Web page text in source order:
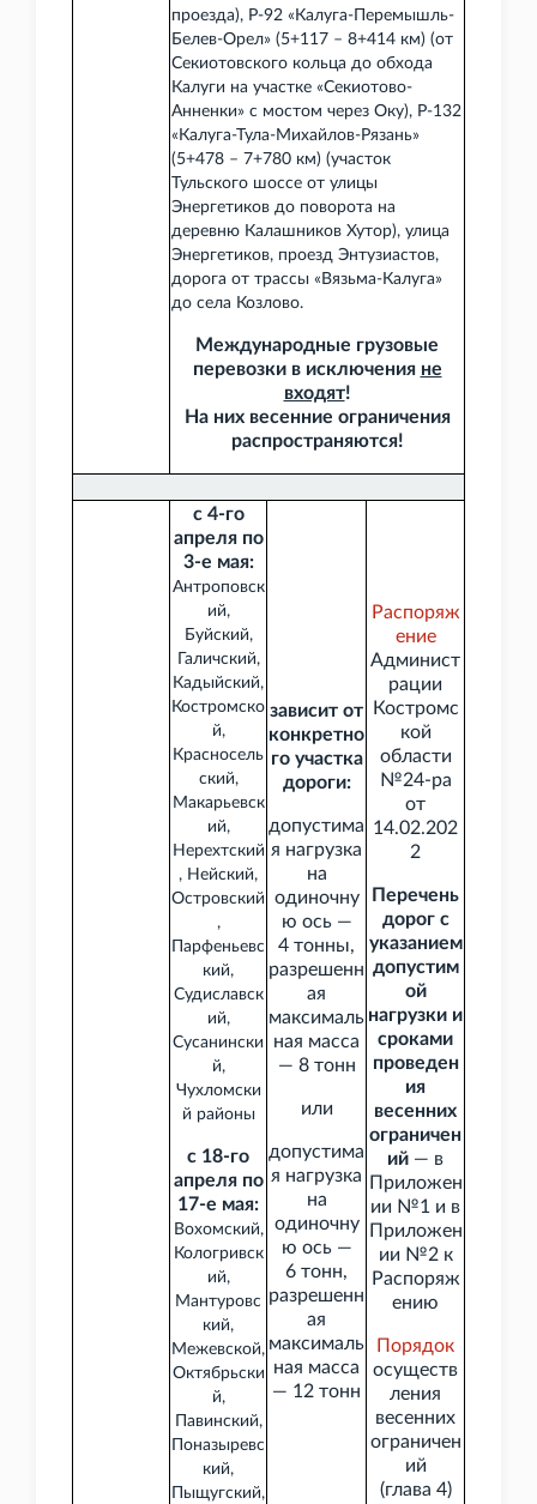
проезда), Р-92 «Калуга-Перемышль-
Белев-Орел» (5+117 – 8+414 км) (от
Секиотовского кольца до обхода
Калуги на участке «Секиотово-
Анненки» с мостом через Оку), Р-132
«Калуга-Тула-Михайлов-Рязань»
(5+478 – 7+780 км) (участок
Тульского шоссе от улицы
Энергетиков до поворота на
деревню Калашников Хутор), улица
Энергетиков, проезд Энтузиастов,
дорога от трассы «Вязьма-Калуга»
до села Козлово.
Международные грузовые
перевозки в исключения не
входят!
На них весенние ограничения
распространяются!
с 4-го
апреля по
3-е мая:
Антроповск
ий,
Буйский,
Галичский,
Кадыйский,
Костромско
й,
Красносель
ский,
Макарьевск
ий,
Нерехтский
, Нейский,
Островский
,
Парфеньевс
кий,
Судиславск
ий,
Сусанински
й,
Чухломски
й районы
с 18-го
апреля по
17-е мая:
Вохомский,
Кологривск
ий,
Мантуровс
кий,
Межевской,
Октябрьски
й,
Павинский,
Поназыревс
кий,
Пыщугский,
зависит от
конкретно
го участка
дороги:
допустима
я нагрузка
на
одиночну
ю ось —
4 тонны,
разрешенн
ая
максималь
ная масса
— 8 тонн
или
допустима
я нагрузка
на
одиночну
ю ось —
6 тонн,
разрешенн
ая
максималь
ная масса
— 12 тонн
Распоряж
ение
Админист
рации
Костромс
кой
области
№24-ра
от
14.02.202
2
Перечень
дорог с
указанием
допустим
ой
нагрузки и
сроками
проведен
ия
весенних
ограничен
ий — в
Приложен
ии №1 и в
Приложен
ии №2 к
Распоряж
ению
Порядок
осуществ
ления
весенних
ограничен
ий
(глава 4)